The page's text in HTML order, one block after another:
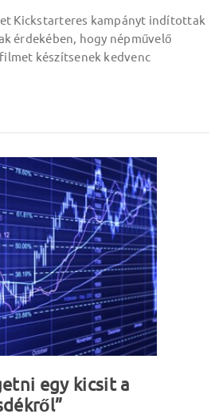
Kickstarteres kampányt indítottak
érdekében, hogy népművelő
készítsenek kedvenc
egy kicsit a